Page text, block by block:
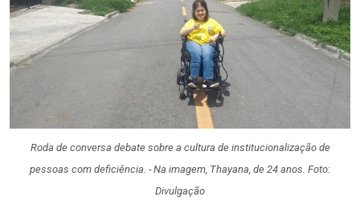
Roda de conversa debate sobre a cultura de institucionalização de
pessoas com deficiência. - Na imagem, Thayana, de 24 anos. Foto:
Divulgação